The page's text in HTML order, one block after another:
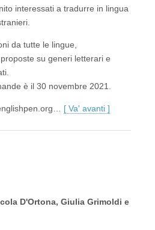
interessati a tradurre in lingua
da tutte le lingue,
su generi letterari e
è il 30 novembre 2021.
[ Va' avanti ]
D'Ortona, Giulia Grimoldi e